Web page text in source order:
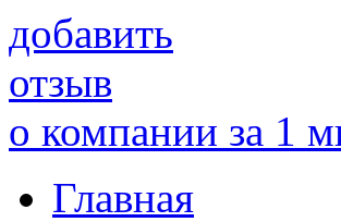
добавить
отзыв
о компании за 1
Главная